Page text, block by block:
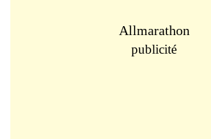
Allmarathon
publicité